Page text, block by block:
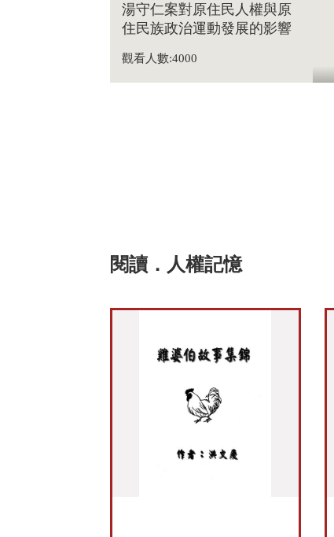
湯守仁案對原住民人權與原
住民族政治運動發展的影響
觀看人數:4000
閱讀．人權記憶